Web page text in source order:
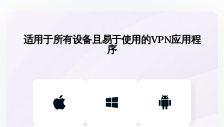
适用于所有设备且易于使用的VPN应用程
序